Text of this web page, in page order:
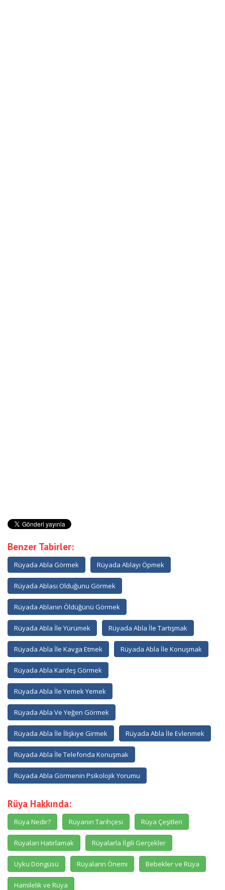
Benzer Tabirler:
Rüyada Abla Görmek Rüyada Ablayı Öpmek
Rüyada Ablası Olduğunu Görmek
Rüyada Ablanın Öldüğünü Görmek
Rüyada Abla İle Yürümek Rüyada Abla İle Tartışmak
Rüyada Abla İle Kavga Etmek Rüyada Abla İle Konuşmak
Rüyada Abla Kardeş Görmek
Rüyada Abla İle Yemek Yemek
Rüyada Abla Ve Yeğen Görmek
Rüyada Abla İle İlişkiye Girmek Rüyada Abla İle Evlenmek
Rüyada Abla İle Telefonda Konuşmak
Rüyada Abla Görmenin Psikolojik Yorumu
Rüya Hakkında:
Rüya Nedir? Rüyanın Tarihçesi Rüya Çeşitleri
Rüyaları Hatırlamak Rüyalarla İlgili Gerçekler
Uyku Döngüsü Rüyaların Önemi Bebekler ve Rüya
Hamilelik ve Rüya